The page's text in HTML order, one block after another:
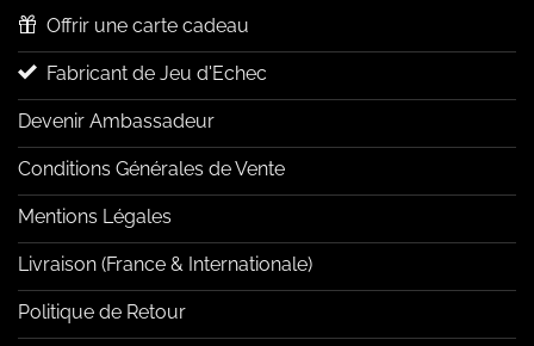
Offrir une carte cadeau
Fabricant de Jeu d'Echec
Devenir Ambassadeur
Conditions Générales de Vente
Mentions Légales
Livraison (France & Internationale)
Politique de Retour